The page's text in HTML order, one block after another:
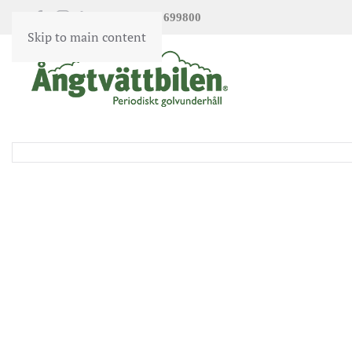
Skip to main content
020 699800
Kontakta oss